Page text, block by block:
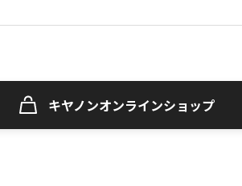
キヤノンオンラインショップ